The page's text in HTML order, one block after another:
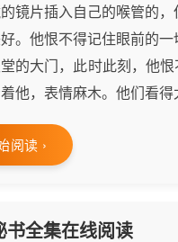
镜片插入自己的喉管的
。他恨不得记住眼前的
的大门，此时此刻，他
他，表情麻木。他们看
阅读 ›
书全集在线阅读